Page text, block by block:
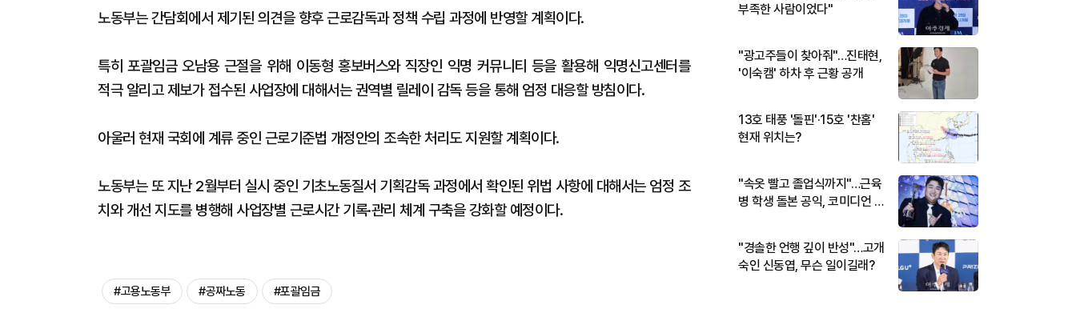
노동부는 간담회에서 제기된 의견을 향후 근로감독과 정책 수립 과정에 반영할 계획이다.
특히 포괄임금 오남용 근절을 위해 이동형 홍보버스와 직장인 익명 커뮤니티 등을 활용해 익명신고센터를
적극 알리고 제보가 접수된 사업장에 대해서는 권역별 릴레이 감독 등을 통해 엄정 대응할 방침이다.
아울러 현재 국회에 계류 중인 근로기준법 개정안의 조속한 처리도 지원할 계획이다.
노동부는 또 지난 2월부터 실시 중인 기초노동질서 기획감독 과정에서 확인된 위법 사항에 대해서는 엄정 조
치와 개선 지도를 병행해 사업장별 근로시간 기록·관리 체계 구축을 강화할 예정이다.
#고용노동부 #공짜노동 #포괄임금
부족한 사람이었다"
"광고주들이 찾아줘"…진태현,
'이숙캠' 하차 후 근황 공개
13호 태풍 '돌핀'·15호 '찬홈'
현재 위치는?
"속옷 빨고 졸업식까지"…근육
병 학생 돌본 공익, 코미디언 김
"경솔한 언행 깊이 반성"…고개
숙인 신동엽, 무슨 일이길래?